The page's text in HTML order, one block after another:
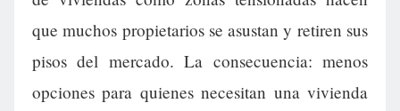
que muchos propietarios se asustan y retiren sus
pisos del mercado. La consecuencia: menos
opciones para quienes necesitan una vivienda